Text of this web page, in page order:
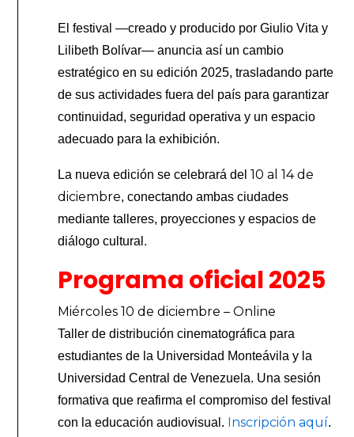
El festival —creado y producido por Giulio Vita y
Lilibeth Bolívar— anuncia así un cambio
estratégico en su edición 2025, trasladando parte
de sus actividades fuera del país para garantizar
continuidad, seguridad operativa y un espacio
adecuado para la exhibición.
La nueva edición se celebrará del10 al 14 de
diciembre, conectando ambas ciudades
mediante talleres, proyecciones y espacios de
diálogo cultural.
Programa oficial 2025
Miércoles 10 de diciembre – Online
Taller de distribución cinematográfica para
estudiantes de la Universidad Monteávila y la
Universidad Central de Venezuela. Una sesión
formativa que reafirma el compromiso del festival
con la educación audiovisual. Inscripción aquí.